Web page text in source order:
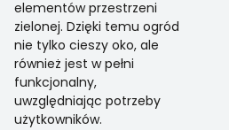
elementów przestrzeni
zielonej. Dzięki temu ogród
nie tylko cieszy oko, ale
również jest w pełni
funkcjonalny,
uwzględniając potrzeby
użytkowników.